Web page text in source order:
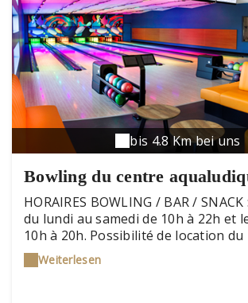
bis 4.8 Km bei uns
Bowling du centre
HORAIRES BOWLING / BAR /
du lundi au samedi de 10h à 22h et
10h à 20h. Possibilité de location
entreprises, associations ou écoles.
buffet froid. Nous nous adaptons à
Weiterlesen